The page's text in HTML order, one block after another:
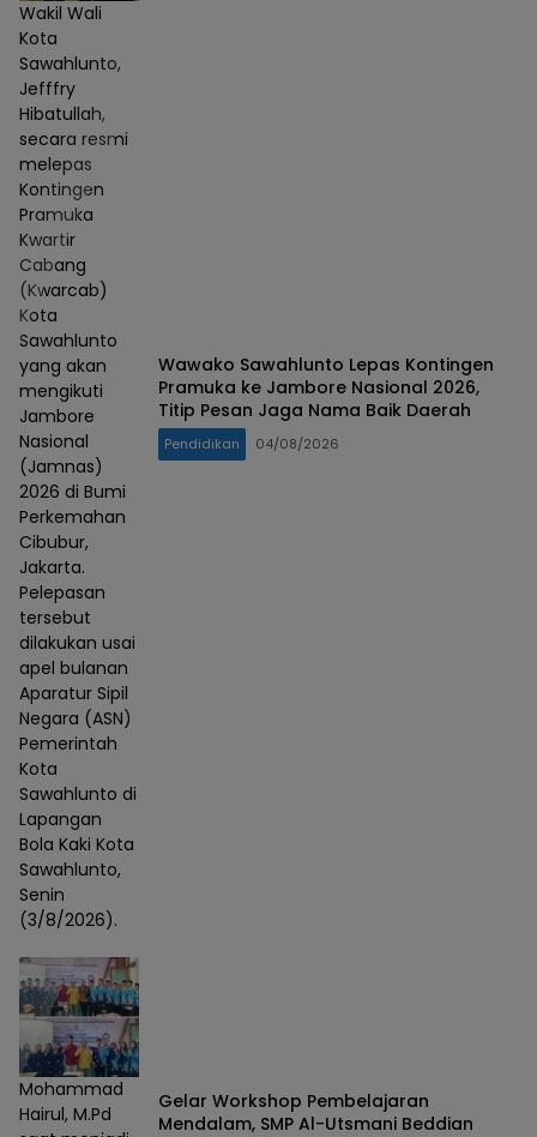
Wakil Wali
Kota
Sawahlunto,
Jefffry
Hibatullah,
secara resmi
melepas
Kontingen
Pramuka
Kwartir
Cabang
(Kwarcab)
Kota
Sawahlunto
yang akan
mengikuti
Jambore
Nasional
(Jamnas)
2026 di Bumi
Perkemahan
Cibubur,
Jakarta.
Pelepasan
tersebut
dilakukan usai
apel bulanan
Aparatur Sipil
Negara (ASN)
Pemerintah
Kota
Sawahlunto di
Lapangan
Bola Kaki Kota
Sawahlunto,
Senin
(3/8/2026).
Wawako Sawahlunto Lepas Kontingen
Pramuka ke Jambore Nasional 2026,
Titip Pesan Jaga Nama Baik Daerah
Pendidikan 04/08/2026
Mohammad
Hairul, M.Pd
Gelar Workshop Pembelajaran
Mendalam, SMP Al-Utsmani Beddian